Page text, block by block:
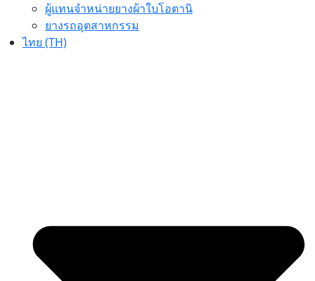
ผู้แทนจำหน่ายยางผ้าใบโอตานิ
ยางรถอุตสาหกรรม
ไทย (TH)